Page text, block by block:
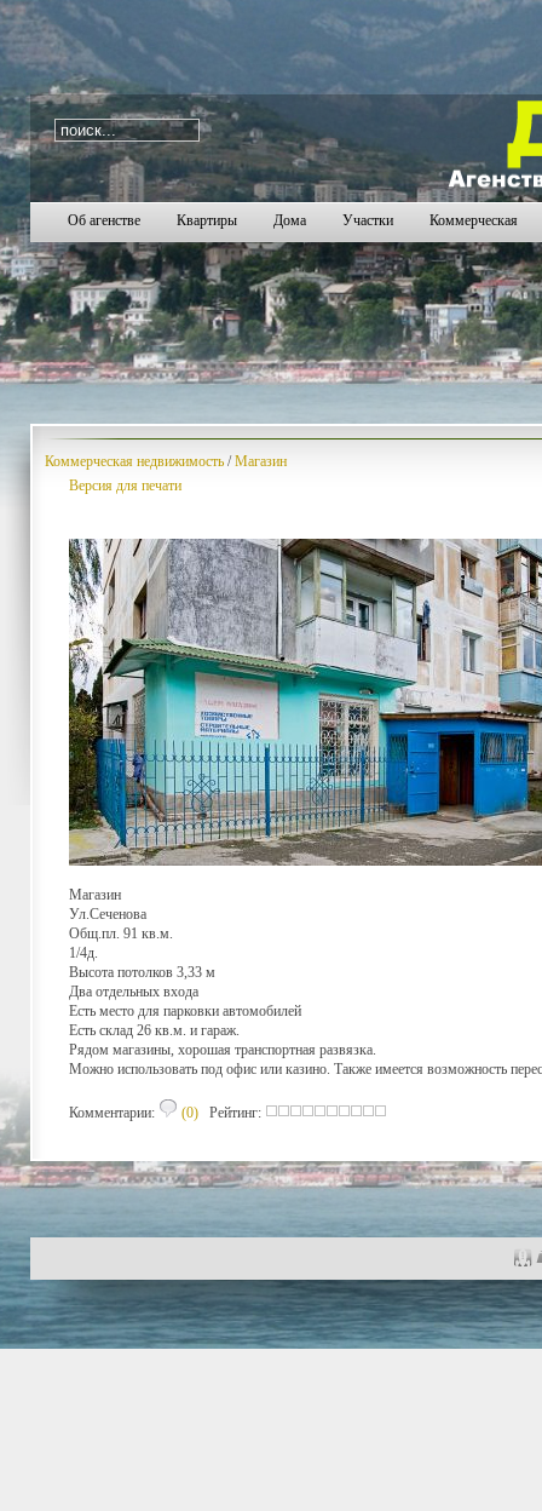
i=94
996997998999 1001 1002 1003
Об агенстве Квартиры Дома Участки Коммерческая
Коммерческая недвижимость /Магазин
Версия для печати
Магазин
Ул.Сеченова
Общ.пл. 91 кв.м.
1/4д.
Высота потолков 3,33 м
Два отдельных входа
Есть место для парковки автомобилей
Есть склад 26 кв.м. и гараж.
Рядом магазины, хорошая транспортная развязка.
Можно использовать под офис или казино. Также имеется возможность
Комментарии: (0) Рейтинг: